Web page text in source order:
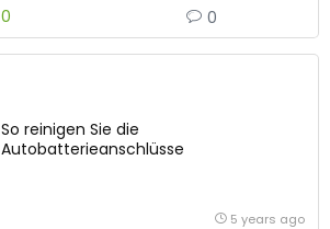
0 0
So reinigen Sie die
Autobatterieanschlüsse
5 years ago